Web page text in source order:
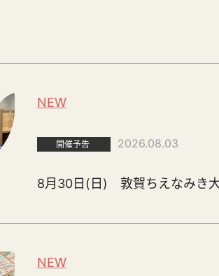
NEW
開催予告 2026.08.03
8月30日(日) 敦賀ちえなみき
NEW